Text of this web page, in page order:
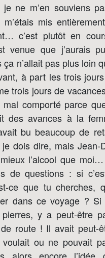
je ne m’en souviens
mis
c’est plutôt en
venue que j’aurais
n’allait pas plus loin
à part les trois
trois jours de
comporté parce
des avances à la
bu beaucoup de
je dois dire, mais Jean-
l’alcool que
de questions : si
ce que tu cherches,
dans ce voyage ? Si
y a peut-être
route ! Il avait peut-
ou ne pouvait